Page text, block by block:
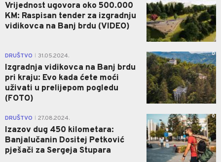
Vrijednost ugovora oko 500.000
KM: Raspisan tender za izgradnju
vidikovca na Banj brdu (VIDEO)
DRUŠTVO 31.05.2024.
Izgradnja vidikovca na Banj brdu
pri kraju: Evo kada ćete moći
uživati u prelijepom pogledu
(FOTO)
0
DRUŠTVO 27.08.2024.
Izazov dug 450 kilometara:
Banjalučanin Dositej Petković
pješači za Sergeja Stupara
0